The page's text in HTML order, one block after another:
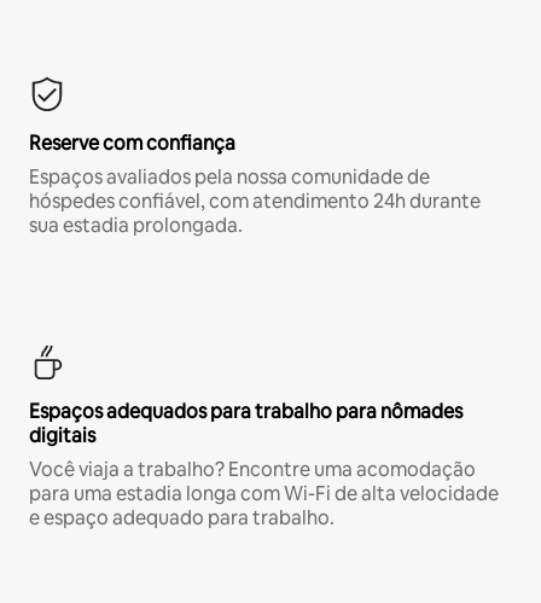
Reserve com confiança
Espaços avaliados pela nossa comunidade de
hóspedes confiável, com atendimento 24h durante
sua estadia prolongada.
Espaços adequados para trabalho para nômades
digitais
Você viaja a trabalho? Encontre uma acomodação
para uma estadia longa com Wi-Fi de alta velocidade
e espaço adequado para trabalho.